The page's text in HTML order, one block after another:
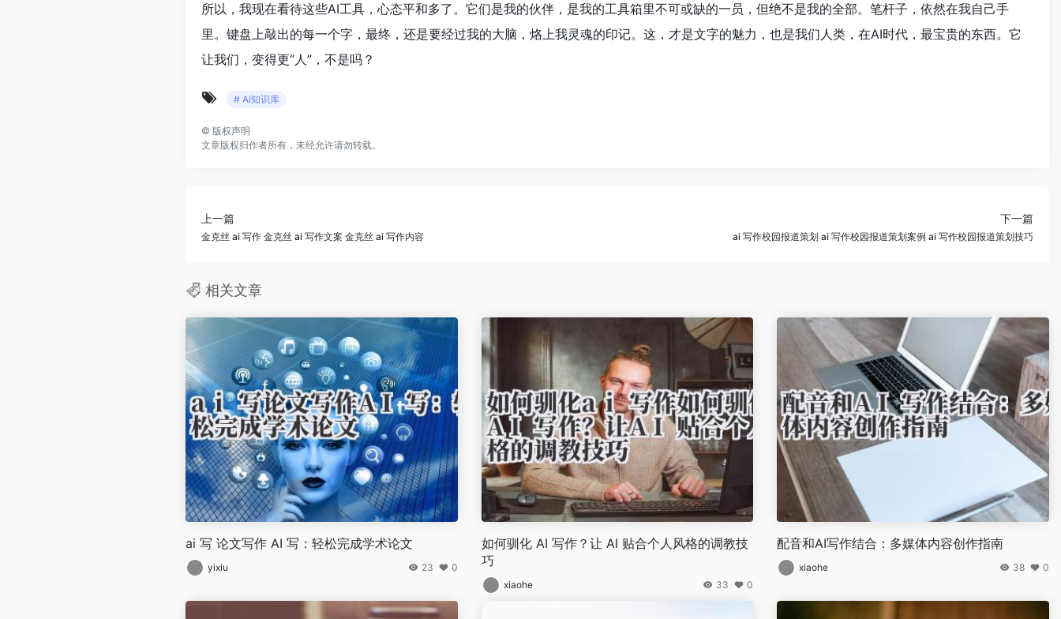
所以，我现在看待这些AI工具，心态平和多了。它们是我的伙伴，是我的工具箱里不可或缺的一员，但绝不是我的全部。笔杆子，依然在我自己手
里。键盘上敲出的每一个字，最终，还是要经过我的大脑，烙上我灵魂的印记。这，才是文字的魅力，也是我们人类，在AI时代，最宝贵的东西。它
让我们，变得更“人”，不是吗？
# AI知识库
© 版权声明
文章版权归作者所有，未经允许请勿转载。
上一篇
金克丝 ai 写作 金克丝 ai 写作文案 金克丝 ai 写作内容
下一篇
ai 写作校园报道策划 ai 写作校园报道策划案例 ai 写作校园报道策划技巧
相关文章
ai 写 论文写作 AI 写：轻松完成学术论文
yixiu 23 0
如何驯化 AI 写作？让 AI 贴合个人风格的调教技
巧
xiaohe 33 0
配音和AI写作结合：多媒体内容创作指南
xiaohe 38 0